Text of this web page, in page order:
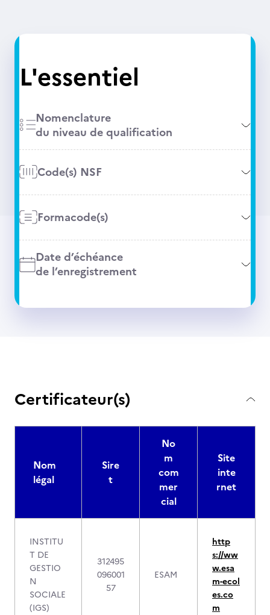
L'essentiel
Nomenclature
du niveau de qualification
Code(s) NSF
Formacode(s)
Date d’échéance
de l’enregistrement
Certificateur(s)
Nom
légal
Sire
t
No
m
com
mer
cial
Site
inte
rnet
INSTITU
T DE
GESTIO
N
SOCIALE
(IGS)
312495
096001
57
ESAM
http
s://ww
w.esa
m-ecol
es.co
m